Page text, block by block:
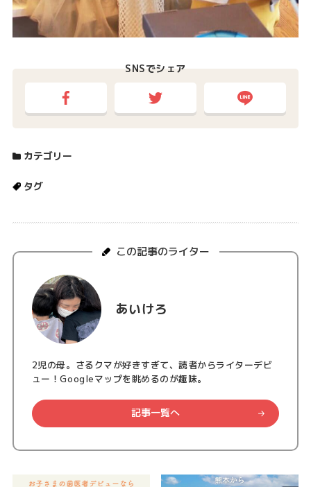
SNSでシェア
カテゴリー
タグ
この記事のライター
あいけろ
2児の母。さるクマが好きすぎて、読者からライターデビ
ュー！Googleマップを眺めるのが趣味。
記事一覧へ